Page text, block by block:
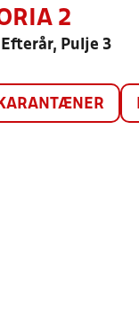
2
Pulje 3
KARANTÆNER